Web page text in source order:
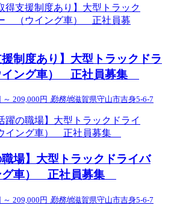
援制度あり】大型トラックドラ
ング車） 正社員募集
～ 209,000円 勤務地滋賀県守山市吉身5-6-7
職場】大型トラックドライバ
車） 正社員募集
～ 209,000円 勤務地滋賀県守山市吉身5-6-7